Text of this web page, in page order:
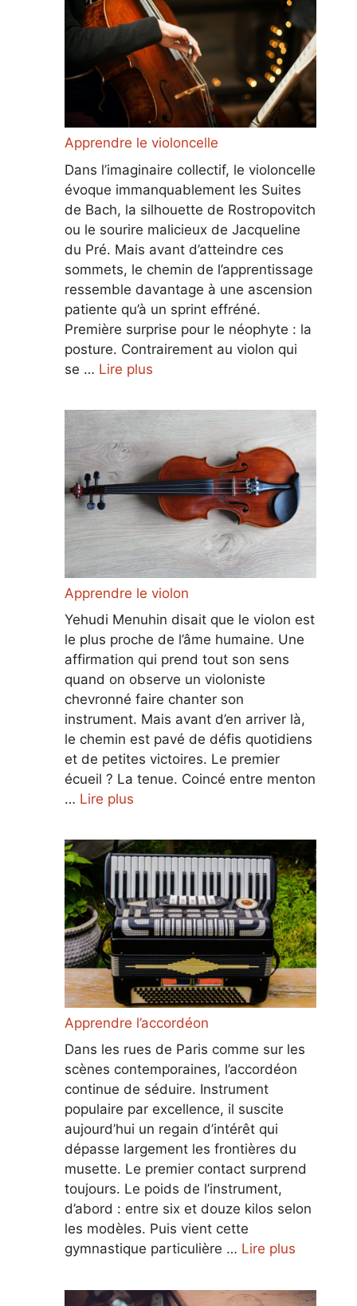
Apprendre le violoncelle
Dans l’imaginaire collectif, le violoncelle
évoque immanquablement les Suites
de Bach, la silhouette de Rostropovitch
ou le sourire malicieux de Jacqueline
du Pré. Mais avant d’atteindre ces
sommets, le chemin de l’apprentissage
ressemble davantage à une ascension
patiente qu’à un sprint effréné.
Première surprise pour le néophyte : la
posture. Contrairement au violon qui
se … Lire plus
Apprendre le violon
Yehudi Menuhin disait que le violon est
le plus proche de l’âme humaine. Une
affirmation qui prend tout son sens
quand on observe un violoniste
chevronné faire chanter son
instrument. Mais avant d’en arriver là,
le chemin est pavé de défis quotidiens
et de petites victoires. Le premier
écueil ? La tenue. Coincé entre menton
… Lire plus
Apprendre l’accordéon
Dans les rues de Paris comme sur les
scènes contemporaines, l’accordéon
continue de séduire. Instrument
populaire par excellence, il suscite
aujourd’hui un regain d’intérêt qui
dépasse largement les frontières du
musette. Le premier contact surprend
toujours. Le poids de l’instrument,
d’abord : entre six et douze kilos selon
les modèles. Puis vient cette
gymnastique particulière … Lire plus